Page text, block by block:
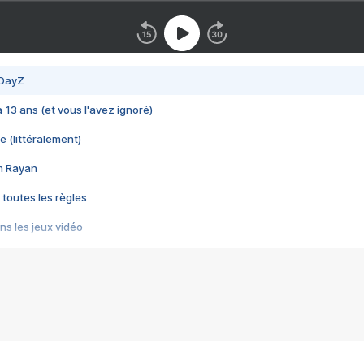
13 ans (et vous l'avez ignoré)
(littéralement)
Rayan
toutes les règles
les jeux vidéo